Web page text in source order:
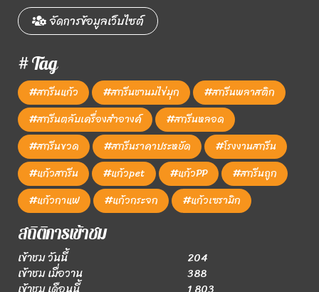
จัดการข้อมูลเว็บไซต์
# Tag
#สกรีนแก้ว #สกรีนชานมไข่มุก
#สกรีนพลาสติก
#สกรีนตลับเครื่องสำอางค์
#สกรีนหลอด
#สกรีนขวด
#สกรีนราคาประหยัด
#โรงงานสกรีน
#แก้วสกรีน
#แก้วpet #แก้วPP
#สกรีนถูก
#แก้วกาแฟ
#แก้วกระจก #แก้วเซรามิก
สถิติการเข้าชม
เข้าชม วันนี้
204
เข้าชม เมื่อวาน
388